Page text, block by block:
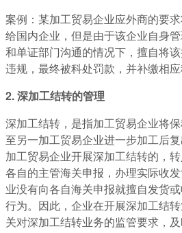
案例：某加工贸易企业应外商的要
给国内企业，但是由于该企业自身
和单证部门沟通的情况下，擅自将
违规，最终被科处罚款，并补缴相应
2. 深加工结转的管理
深加工结转，是指加工贸易企业将
至另一加工贸易企业进一步加工后复
加工贸易企业开展深加工结转的，
各自的主管海关申报，办理实际收
业没有向各自海关申报就擅自发货
行为。因此，企业在开展深加工结
关对深加工结转业务的监管要求，及